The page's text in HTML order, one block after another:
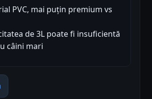
PVC, mai puțin premium vs
de 3L poate fi insuficientă
câini mari